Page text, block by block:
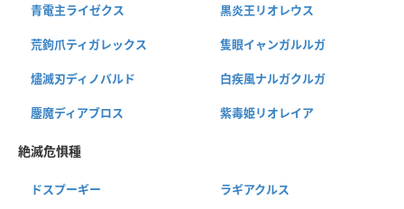
青電主ライゼクス 黒炎王リオレウス
荒鉤爪ティガレックス 隻眼イャンガルルガ
燼滅刃ディノバルド 白疾風ナルガクルガ
鏖魔ディアブロス 紫毒姫リオレイア
絶滅危惧種
ドスプーギー ラギアクルス